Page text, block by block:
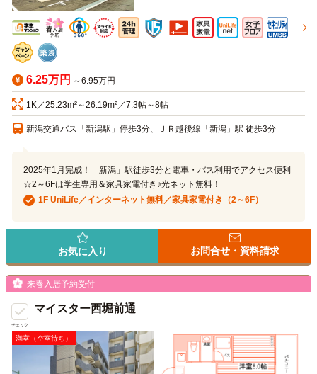
6.25万円 ～6.95万円
1K／25.23m²～26.19m²／7.3帖～8帖
新潟交通バス「新潟駅」停歩3分、ＪＲ越後線「新潟」駅 徒歩3分
2025年1月完成！「新潟」駅徒歩3分と電車・バス利用でアクセス便利
☆2～6Fは学生専用＆家具家電付き♪光ネット無料！
1F UniLife／インターネット無料／家具家電付き（2～6F）
お気に入り お問合せ・資料請求
チェック
来春入居予約受付
マイスター西堀前通
満室（空室待ち）